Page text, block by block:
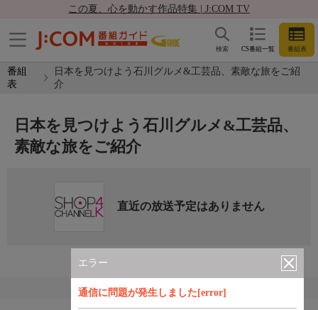
この夏、心を動かす作品特集 | J:COM TV
CS番組一覧 番組表
検索
番組
表
日本を見つけよう石川グルメ&工芸品、素敵な旅をご紹
介
エラー
通信に問題が発生しました[error]
日本を見つけよう石川グルメ&工芸品、
素敵な旅をご紹介
直近の放送予定はありません